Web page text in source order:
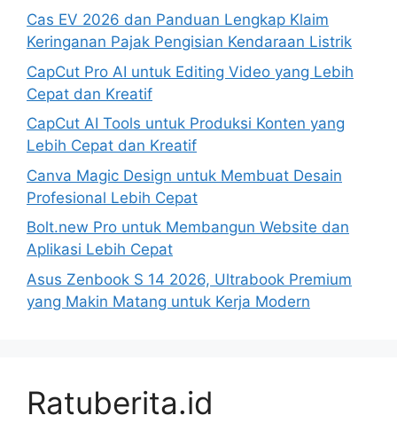
Cas EV 2026 dan Panduan Lengkap Klaim
Keringanan Pajak Pengisian Kendaraan Listrik
CapCut Pro AI untuk Editing Video yang Lebih
Cepat dan Kreatif
CapCut AI Tools untuk Produksi Konten yang
Lebih Cepat dan Kreatif
Canva Magic Design untuk Membuat Desain
Profesional Lebih Cepat
Bolt.new Pro untuk Membangun Website dan
Aplikasi Lebih Cepat
Asus Zenbook S 14 2026, Ultrabook Premium
yang Makin Matang untuk Kerja Modern
Ratuberita.id